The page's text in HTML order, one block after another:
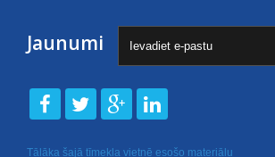
Jaunumi
Tālāka šajā tīmekļa vietnē esošo materiālu